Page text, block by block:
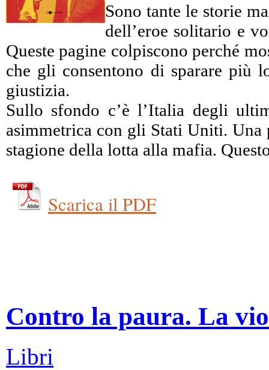
Sono tante le storie
dell’eroe solitario e
Queste pagine colpiscono perché
che gli consentono di sparare più
giustizia.
Sullo sfondo c’è l’Italia degli
asimmetrica con gli Stati Uniti. Una
stagione della lotta alla mafia.
Scarica il PDF
Contro la paura. La
Libri